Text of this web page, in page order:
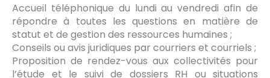
Accueil téléphonique du lundi au vendredi afin de
répondre à toutes les questions en matière de
statut et de gestion des ressources humaines ;
Conseils ou avis juridiques par courriers et courriels ;
Proposition de rendez-vous aux collectivités pour
l’étude et le suivi de dossiers RH ou situations